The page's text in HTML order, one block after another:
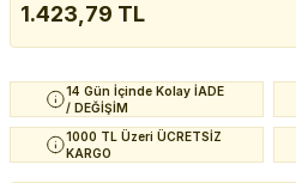
1.423,79 TL
14 Gün İçinde Kolay İADE
/ DEĞİŞİM
1000 TL Üzeri ÜCRETSİZ
KARGO